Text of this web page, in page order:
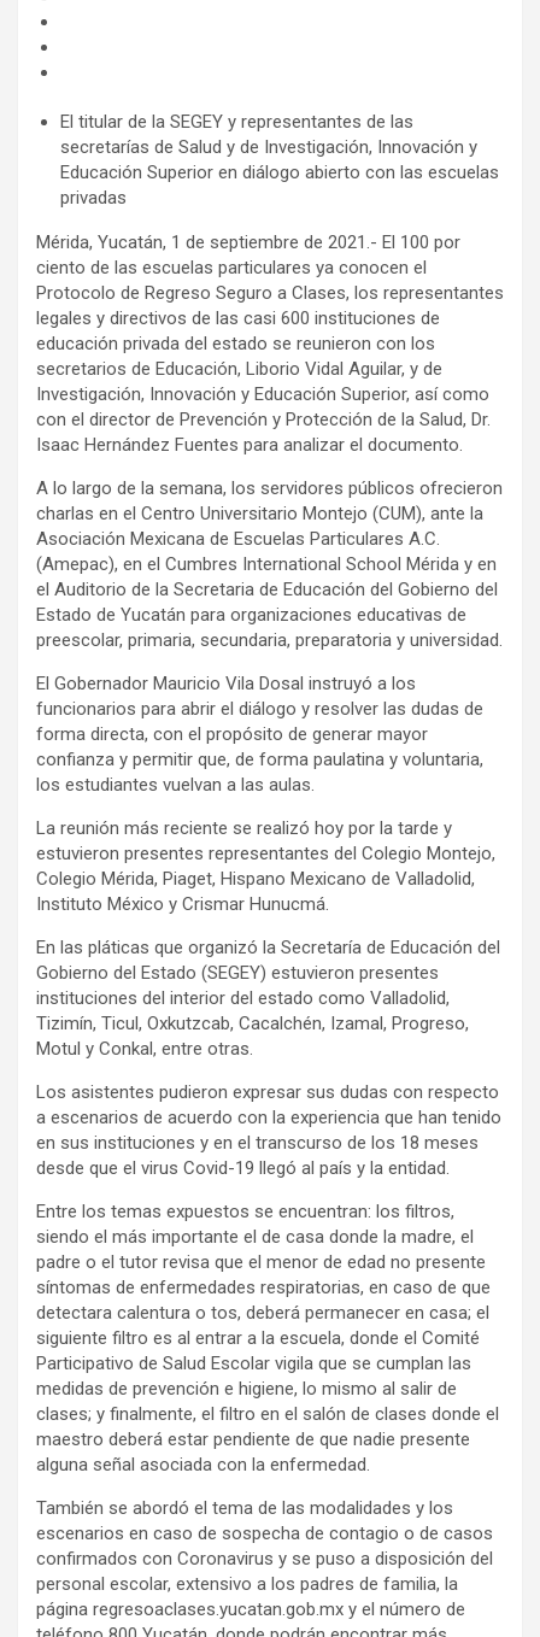
El titular de la SEGEY y representantes de las
secretarías de Salud y de Investigación, Innovación y
Educación Superior en diálogo abierto con las escuelas
privadas
Mérida, Yucatán, 1 de septiembre de 2021.- El 100 por
ciento de las escuelas particulares ya conocen el
Protocolo de Regreso Seguro a Clases, los representantes
legales y directivos de las casi 600 instituciones de
educación privada del estado se reunieron con los
secretarios de Educación, Liborio Vidal Aguilar, y de
Investigación, Innovación y Educación Superior, así como
con el director de Prevención y Protección de la Salud, Dr.
Isaac Hernández Fuentes para analizar el documento.
A lo largo de la semana, los servidores públicos ofrecieron
charlas en el Centro Universitario Montejo (CUM), ante la
Asociación Mexicana de Escuelas Particulares A.C.
(Amepac), en el Cumbres International School Mérida y en
el Auditorio de la Secretaria de Educación del Gobierno del
Estado de Yucatán para organizaciones educativas de
preescolar, primaria, secundaria, preparatoria y universidad.
El Gobernador Mauricio Vila Dosal instruyó a los
funcionarios para abrir el diálogo y resolver las dudas de
forma directa, con el propósito de generar mayor
confianza y permitir que, de forma paulatina y voluntaria,
los estudiantes vuelvan a las aulas.
La reunión más reciente se realizó hoy por la tarde y
estuvieron presentes representantes del Colegio Montejo,
Colegio Mérida, Piaget, Hispano Mexicano de Valladolid,
Instituto México y Crismar Hunucmá.
En las pláticas que organizó la Secretaría de Educación del
Gobierno del Estado (SEGEY) estuvieron presentes
instituciones del interior del estado como Valladolid,
Tizimín, Ticul, Oxkutzcab, Cacalchén, Izamal, Progreso,
Motul y Conkal, entre otras.
Los asistentes pudieron expresar sus dudas con respecto
a escenarios de acuerdo con la experiencia que han tenido
en sus instituciones y en el transcurso de los 18 meses
desde que el virus Covid-19 llegó al país y la entidad.
Entre los temas expuestos se encuentran: los filtros,
siendo el más importante el de casa donde la madre, el
padre o el tutor revisa que el menor de edad no presente
síntomas de enfermedades respiratorias, en caso de que
detectara calentura o tos, deberá permanecer en casa; el
siguiente filtro es al entrar a la escuela, donde el Comité
Participativo de Salud Escolar vigila que se cumplan las
medidas de prevención e higiene, lo mismo al salir de
clases; y finalmente, el filtro en el salón de clases donde el
maestro deberá estar pendiente de que nadie presente
alguna señal asociada con la enfermedad.
También se abordó el tema de las modalidades y los
escenarios en caso de sospecha de contagio o de casos
confirmados con Coronavirus y se puso a disposición del
personal escolar, extensivo a los padres de familia, la
página regresoaclases.yucatan.gob.mx y el número de